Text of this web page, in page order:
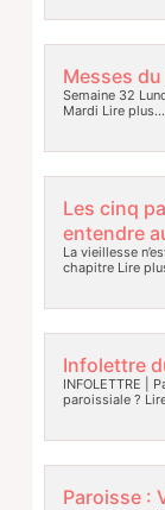
Messes
Semaine 32
Mardi Lire plus…
Les cinq
entendre
La vieillesse
chapitreLire
Infolettre
INFOLETTRE |
paroissiale ?
Paroisse :